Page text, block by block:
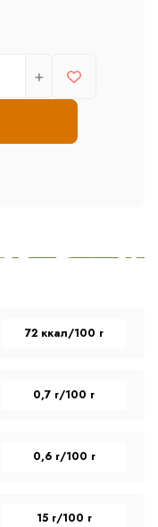
+
72 ккал/100 г
0,7 г/100 г
0,6 г/100 г
15 г/100 г